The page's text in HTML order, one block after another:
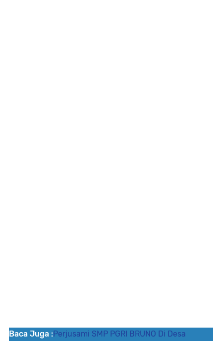
Baca Juga :Perjusami SMP PGRI BRUNO Di Desa